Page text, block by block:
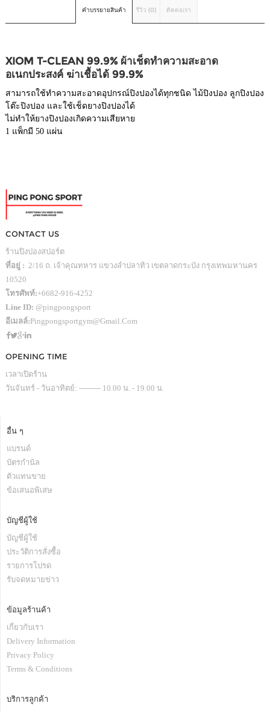
คำบรรยายสินค้า รีวิว (0) ติดต่อเรา
XIOM T-CLEAN 99.9% ผ้าเช็ดทำความสะอาด
อเนกประสงค์ ฆ่าเชื้อได้ 99.9%
สามารถใช้ทำความสะอาดอุปกรณ์ปิงปองได้ทุกชนิด ไม้ปิงปอง ลูกปิงปอง
โต๊ะปิงปอง และใช้เช็ดยางปิงปองได้
ไม่ทำให้ยางปิงปองเกิดความเสียหาย
1 แพ็กมี 50 แผ่น
CONTACT US
ร้านปิงปองสปอร์ต
ที่อยู่ : 2/16 ถ. เจ้าคุณทหาร แขวงลำปลาทิว เขตลาดกระบัง กรุงเทพมหานคร
10520
โทรศัพท์:+6682-916-4252
Line ID: @pingpongsport
อีเมลล์:Pingpongsportgym@gmail.com
OPENING TIME
เวลาเปิดร้าน
วันจันทร์ - วันอาทิตย์: --------- 10.00 น. - 19.00 น.
อื่น ๆ
แบรนด์
บัตรกำนัล
ตัวแทนขาย
ข้อเสนอพิเสษ
บัญชีผู้ใช้
บัญชีผู้ใช้
ประวัติการสั่งซื้อ
รายการโปรด
รับจดหมายข่าว
ข้อมูลร้านค้า
เกี่ยวกับเรา
Delivery Information
Privacy Policy
Terms & Conditions
บริการลูกค้า